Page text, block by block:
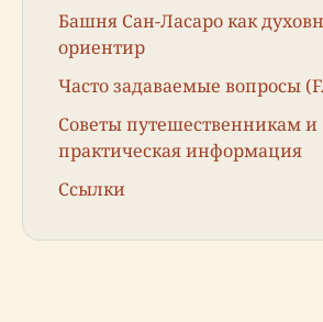
Башня Сан-Ласаро как
ориентир
Часто задаваемые вопросы
Советы путешественникам и
практическая информация
Ссылки